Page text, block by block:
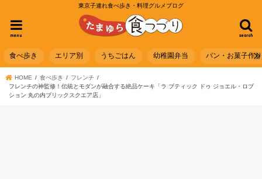
東京子連れ食べ歩き・料理グルメブログ
search
menu
食べ歩き エリア別 うちごはん 幼稚園弁当 パン・お菓子作り
HOME 食べ歩き
フレンチ
フレンチの神監修！伝統とモダンが融合する絶品ケーキ「ラ ブティック ドゥ ジョエル・ロブ
ション 丸の内ブリックスクエア店」